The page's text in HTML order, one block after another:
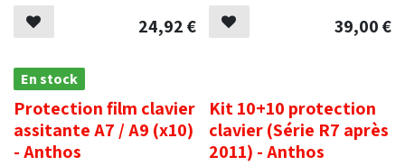
24,92€
39,00€
En stock
Protection film clavier
assitante A7 / A9 (x10)
- Anthos
Kit 10+10 protection
clavier (Série R7 après
2011) - Anthos